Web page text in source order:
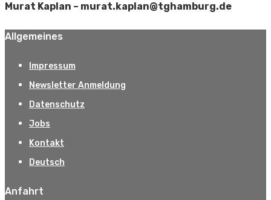
Murat Kaplan – murat.kaplan@tghamburg.de
Allgemeines
Impressum
Newsletter Anmeldung
Datenschutz
Jobs
Kontakt
Deutsch
Anfahrt